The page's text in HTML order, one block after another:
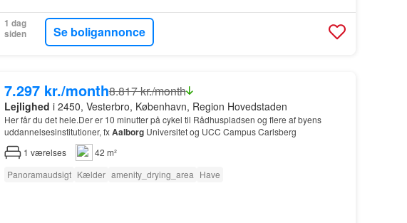
1 dag
siden
Se boligannonce
7.297 kr./month8.817 kr./month
Lejlighed i 2450, Vesterbro, København, Region Hovedstaden
Her får du det hele.Der er 10 minutter på cykel til Rådhuspladsen og flere af byens
uddannelsesinstitutioner, fxAalborgUniversitet og UCC Campus Carlsberg
1 værelses
42 m²
Panoramaudsigt Kælder amenity_drying_area Have